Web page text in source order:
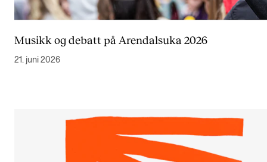
Musikk og debatt på Arendalsuka 2026
21. juni 2026